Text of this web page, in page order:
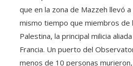
que en la zona de Mazzeh llevó
mismo tiempo que miembros de
Palestina, la principal milicia
Francia. Un puerto del
menos de 10 personas